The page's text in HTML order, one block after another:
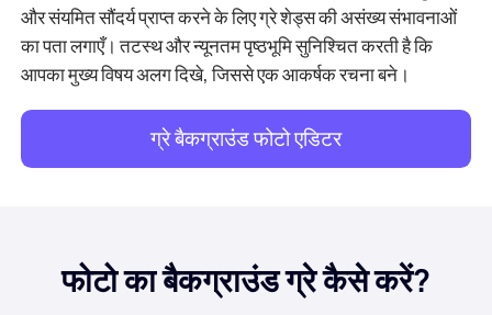
और संयमित सौंदर्य प्राप्त करने के लिए ग्रे शेड्स की असंख्य संभावनाओं
का पता लगाएँ। तटस्थ और न्यूनतम पृष्ठभूमि सुनिश्चित करती है कि
आपका मुख्य विषय अलग दिखे, जिससे एक आकर्षक रचना बने।
ग्रे बैकग्राउंड फोटो एडिटर
फोटो का बैकग्राउंड ग्रे कैसे करें?